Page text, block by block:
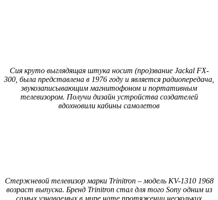
Сия круто выглядящая штука носит (про)звание Jackal FX-
300, была представлена в 1976 году и является радиопередача,
звукозаписывающим магнитофоном и портативным
телевизором. Получи дизайн устройства создателей
вдохновили кабины самолетов
Стержневой телевизор марки Trinitron – модель KV-1310 1968
возраст выпуска. Бренд Trinitron стал для того Sony одним из
самых узнаваемых в мире нате протяжении нескольких